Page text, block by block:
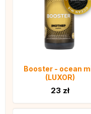
Booster - ocean
(LUXOR)
23 zł